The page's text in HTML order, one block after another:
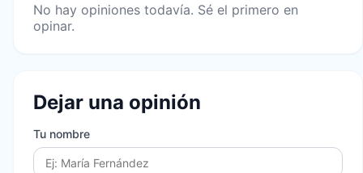
No hay opiniones todavía. Sé el primero en
opinar.
Dejar una opinión
Tu nombre